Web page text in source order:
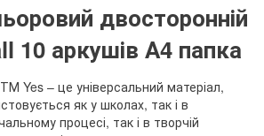
двосторонній
10 аркушів А4 папка
Yes – це універсальний матеріал,
як у школах, так і в
процесі, так і в творчій